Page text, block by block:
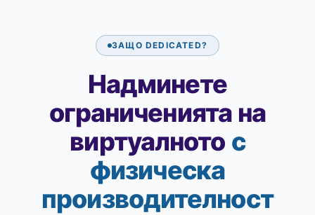
ЗАЩО DEDICATED?
Надминете
ограниченията на
виртуалното с
физическа
производителност